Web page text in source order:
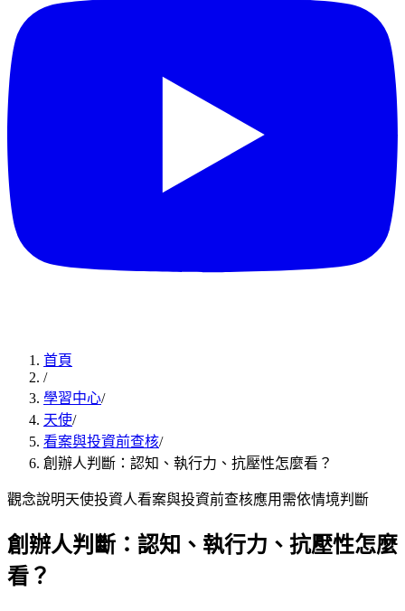
首頁
/
學習中心/
天使/
看案與投資前查核/
創辦人判斷：認知、執行力、抗壓性怎麼看？
觀念說明天使投資人看案與投資前查核應用 需依情境判斷
創辦人判斷：認知、執行力、抗壓性怎麼
看？